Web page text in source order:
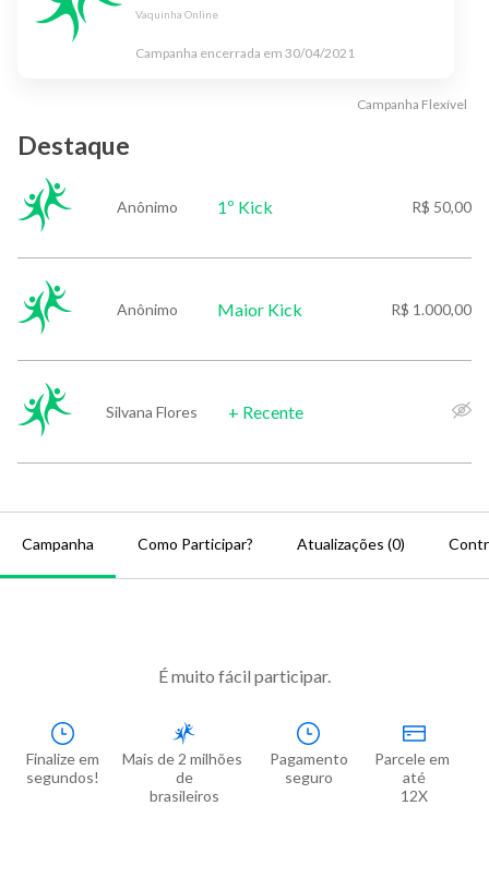
Campanha Como Participar? Atualizações (0)
É muito fácil participar.
Finalize em
segundos!
Mais de 2 milhões
de
brasileiros
Pagamento
seguro
Parcele em
até
12X
Vaquinha Online
Campanha encerrada em 30/04/2021
Campanha Flexível
Destaque
Anônimo 1º Kick R$ 50,00
Anônimo Maior Kick R$ 1.000,00
Silvana Flores + Recente